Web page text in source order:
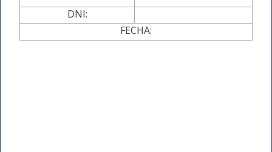
DNI:
FECHA: